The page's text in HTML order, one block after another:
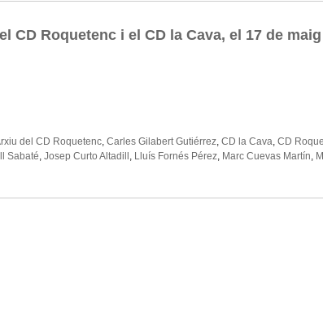
Roquetenc i el CD la Cava, el 17 de maig
del CD Roquetenc, Carles Gilabert Gutiérrez, CD la Cava, CD
Sabaté, Josep Curto Altadill , Lluís Fornés Pérez, Marc Cuevas Martín,